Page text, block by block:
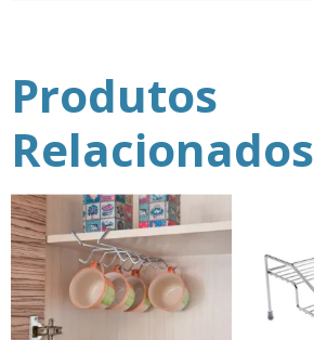
Produtos
Relacionados